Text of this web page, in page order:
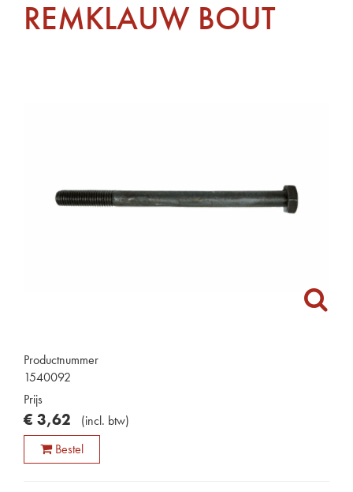
REMKLAUW BOUT
Productnummer
1540092
Prijs
€ 3,62 (incl. btw)
Bestel